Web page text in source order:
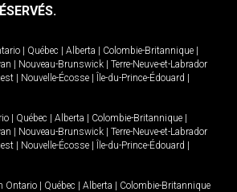
| Québec | Alberta | Colombie-Britannique |
| Nouveau-Brunswick | Terre-Neuve-et-Labrador
| Nouvelle-Écosse | Île-du-Prince-Édouard |
| Québec | Alberta | Colombie-Britannique |
| Nouveau-Brunswick | Terre-Neuve-et-Labrador
| Nouvelle-Écosse | Île-du-Prince-Édouard |
Ontario | Québec | Alberta | Colombie-Britannique